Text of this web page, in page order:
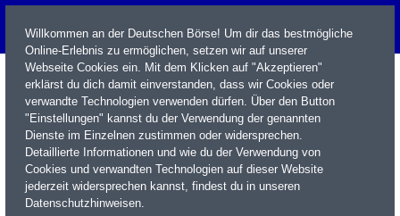
Name / WKN / ISIN / Kürzel
Willkommen an der Deutschen Börse! Um dir das bestmögliche
Online-Erlebnis zu ermöglichen, setzen wir auf unserer
Webseite Cookies ein. Mit dem Klicken auf "Akzeptieren"
erklärst du dich damit einverstanden, dass wir Cookies oder
verwandte Technologien verwenden dürfen. Über den Button
"Einstellungen" kannst du der Verwendung der genannten
Dienste im Einzelnen zustimmen oder widersprechen.
Detaillierte Informationen und wie du der Verwendung von
Cookies und verwandten Technologien auf dieser Website
jederzeit widersprechen kannst, findest du in unseren
Datenschutzhinweisen.